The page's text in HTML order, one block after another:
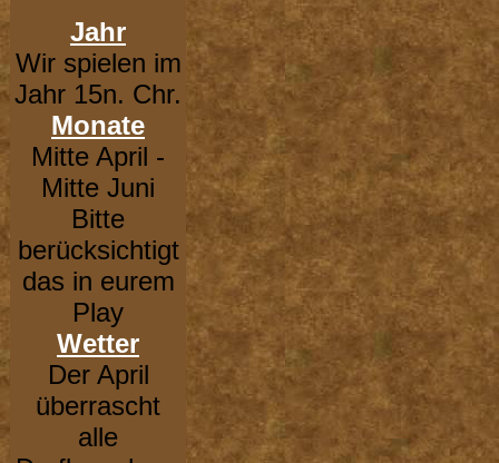
Jahr
Wir spielen im
Jahr 15n. Chr.
Monate
Mitte April -
Mitte Juni
Bitte
berücksichtigt
das in eurem
Play
Wetter
Der April
überrascht
alle